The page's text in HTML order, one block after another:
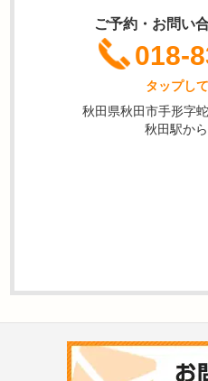
ご予約・お問い
018-
タップし
秋田県秋田市手形字
秋田駅か